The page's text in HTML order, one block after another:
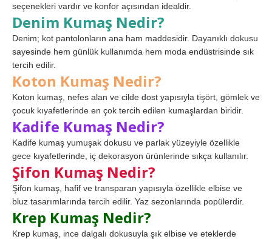
seçenekleri vardır ve konfor açısından idealdir.
Denim Kumaş Nedir?
Denim; kot pantolonların ana ham maddesidir. Dayanıklı dokusu
sayesinde hem günlük kullanımda hem moda endüstrisinde sık
tercih edilir.
Koton Kumaş Nedir?
Koton kumaş, nefes alan ve cilde dost yapısıyla tişört, gömlek ve
çocuk kıyafetlerinde en çok tercih edilen kumaşlardan biridir.
Kadife Kumaş Nedir?
Kadife kumaş yumuşak dokusu ve parlak yüzeyiyle özellikle
gece kıyafetlerinde, iç dekorasyon ürünlerinde sıkça kullanılır.
Şifon Kumaş Nedir?
Şifon kumaş, hafif ve transparan yapısıyla özellikle elbise ve
bluz tasarımlarında tercih edilir. Yaz sezonlarında popülerdir.
Krep Kumaş Nedir?
Krep kumaş, ince dalgalı dokusuyla şık elbise ve eteklerde